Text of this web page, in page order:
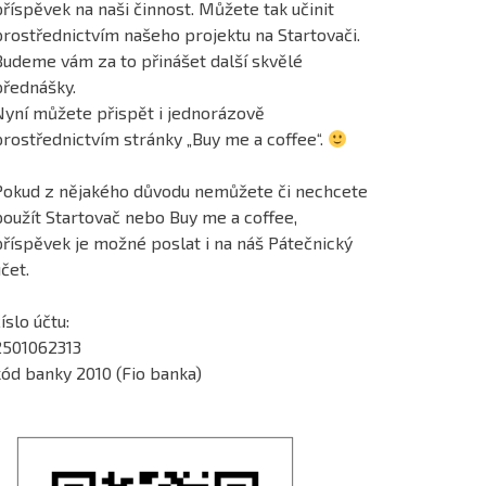
na naši činnost. Můžete tak učinit
našeho projektu na Startovači.
vám za to přinášet další skvělé
můžete přispět i jednorázově
stránky „Buy me a coffee“.
z nějakého důvodu nemůžete či nechcete
Startovač nebo Buy me a coffee,
je možné poslat i na náš Pátečnický
účtu:
banky 2010 (Fio banka)